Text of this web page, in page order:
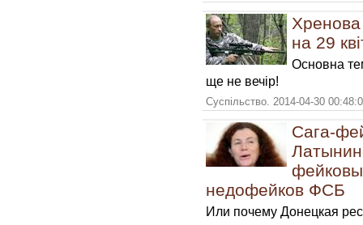
Хренова
на 29
Основна
ще не вечір!
Суспільство. 2014-04-30
Сага-
недофейков ФСБ
Или почему Донецкая